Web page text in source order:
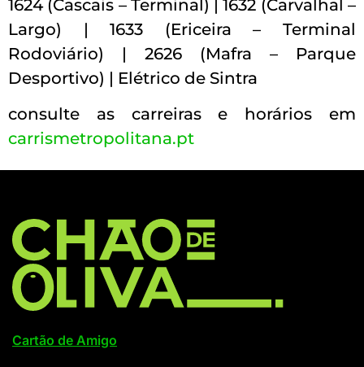
1624 (Cascais – Terminal) | 1632 (Carvalhal –
Largo) | 1633 (Ericeira – Terminal
Rodoviário) | 2626 (Mafra – Parque
Desportivo) | Elétrico de Sintra
consulte as carreiras e horários em
carrismetropolitana.pt
Cartão de Amigo